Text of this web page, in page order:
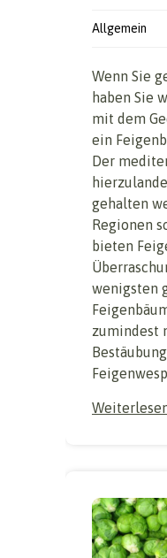
Allgemein
Wenn Sie
haben Sie
mit dem
ein
Der
gehalten
Regionen
bieten
wenigsten
zumindest